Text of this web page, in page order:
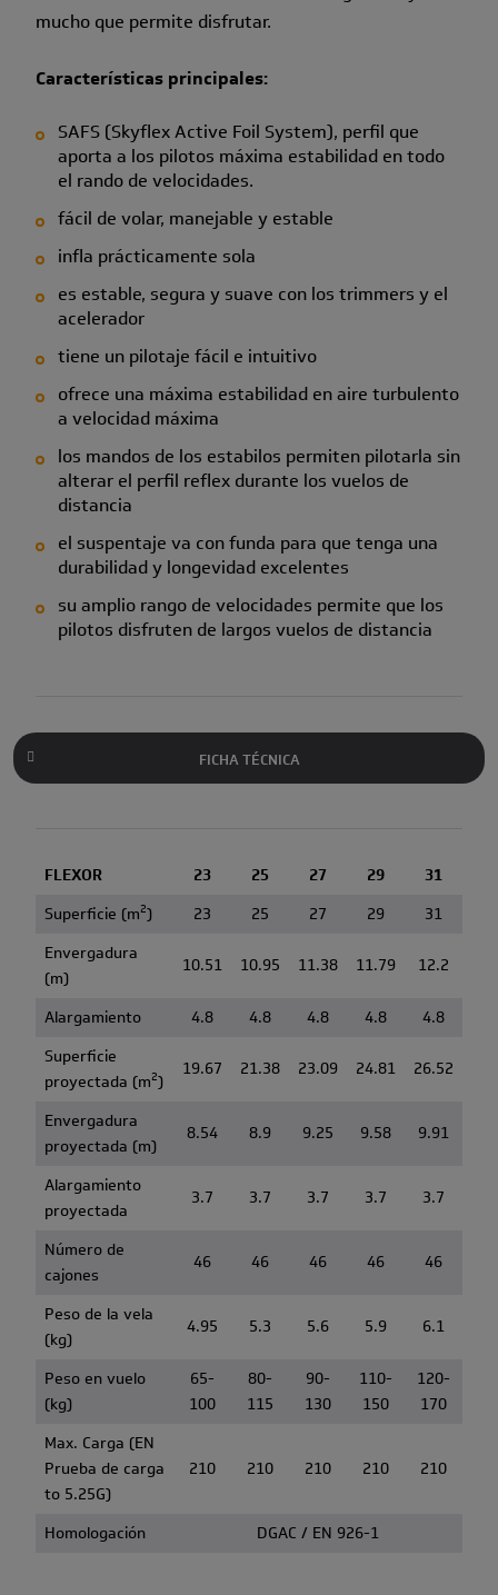
mucho que permite disfrutar.
Características principales:
SAFS (Skyflex Active Foil System), perfil que
aporta a los pilotos máxima estabilidad en todo
el rando de velocidades.
fácil de volar, manejable y estable
infla prácticamente sola
es estable, segura y suave con los trimmers y el
acelerador
tiene un pilotaje fácil e intuitivo
ofrece una máxima estabilidad en aire turbulento
a velocidad máxima
los mandos de los estabilos permiten pilotarla sin
alterar el perfil reflex durante los vuelos de
distancia
el suspentaje va con funda para que tenga una
durabilidad y longevidad excelentes
su amplio rango de velocidades permite que los
pilotos disfruten de largos vuelos de distancia
FICHA TÉCNICA
FLEXOR 23 25 27 29
31
Superficie (m2) 23 25 27 29
31
Envergadura
(m)
10.51 10.95 11.38 11.79 12.2
Alargamiento 4.8 4.8 4.8 4.8
4.8
Superficie
proyectada (m2)
19.67 21.38 23.09 24.81 26.52
Envergadura
proyectada (m)
8.54 8.9 9.25 9.58 9.91
Alargamiento
proyectada
3.7 3.7 3.7 3.7 3.7
Número de
cajones
46 46 46 46 46
Peso de la vela
(kg)
4.95 5.3 5.6 5.9 6.1
Peso en vuelo
(kg)
65-
100
80-
115
90-
130
110-
150
120-
170
Max. Carga (EN
Prueba de carga
to 5.25G)
210 210 210 210 210
Homologación DGAC / EN 926-1